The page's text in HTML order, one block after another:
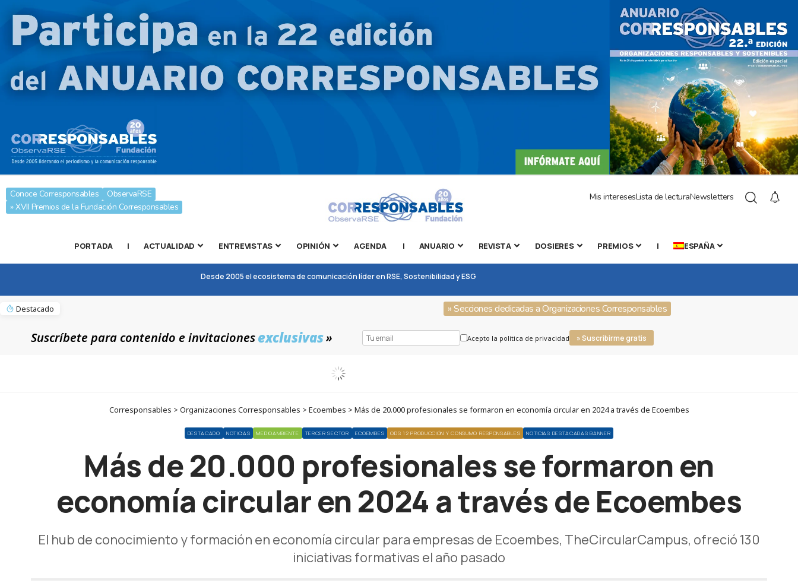
Conoce Corresponsables
ObservaRSE
» XVII Premios de la Fundación Corresponsables
Mis interesesLista de lecturaNewsletters
PORTADA | ACTUALIDAD ENTREVISTAS OPINIÓN AGENDA | ANUARIO REVISTA DOSIERES PREMIOS | ESPAÑA
Desde 2005 el ecosistema de comunicación líder en RSE, Sostenibilidad y ESG
Destacado » Secciones dedicadas a Organizaciones Corresponsables
Suscríbete para contenido e invitacionesexclusivas» Acepto la política de privacidad » Suscribirme gratis
Corresponsables > Organizaciones Corresponsables > Ecoembes > Más de 20.000 profesionales se formaron en economía circular en 2024 a través de Ecoembes
DESTACADO NOTICIAS MEDIOAMBIENTE TERCER SECTOR ECOEMBES ODS 12 PRODUCCIÓN Y CONSUMO RESPONSABLES NOTICIAS DESTACADAS BANNER
Más de 20.000 profesionales se formaron en
economía circular en 2024 a través de Ecoembes
El hub de conocimiento y formación en economía circular para empresas de Ecoembes, TheCircularCampus, ofreció 130
iniciativas formativas el año pasado